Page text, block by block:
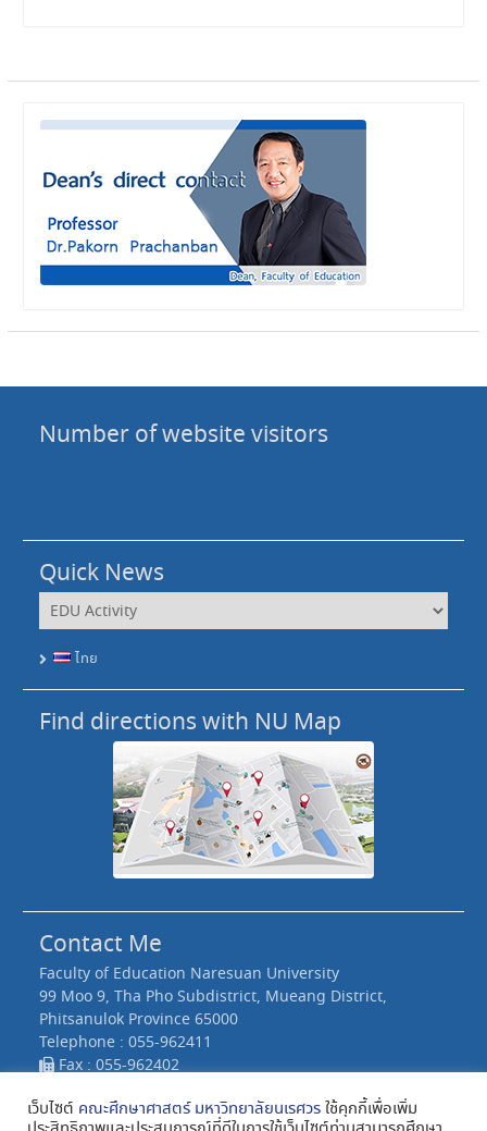
Number of website visitors
Quick News
Quick
News
ไทย
Find directions with NU Map
Contact Me
Faculty of Education Naresuan University
99 Moo 9, Tha Pho Subdistrict, Mueang District,
Phitsanulok Province 65000
Telephone : 055-962411
Fax : 055-962402
เว็บไซต์ คณะศึกษาศาสตร์ มหาวิทยาลัยนเรศวรใช้คุกกี้เพื่อเพิ่ม